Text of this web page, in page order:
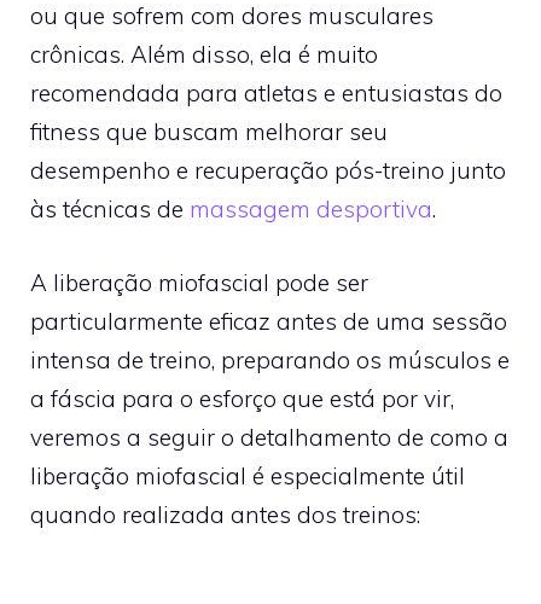
ou que sofrem com dores musculares
crônicas. Além disso, ela é muito
recomendada para atletas e entusiastas do
fitness que buscam melhorar seu
desempenho e recuperação pós-treino junto
às técnicas de massagem desportiva.
A liberação miofascial pode ser
particularmente eficaz antes de uma sessão
intensa de treino, preparando os músculos e
a fáscia para o esforço que está por vir,
veremos a seguir o detalhamento de como a
liberação miofascial é especialmente útil
quando realizada antes dos treinos: